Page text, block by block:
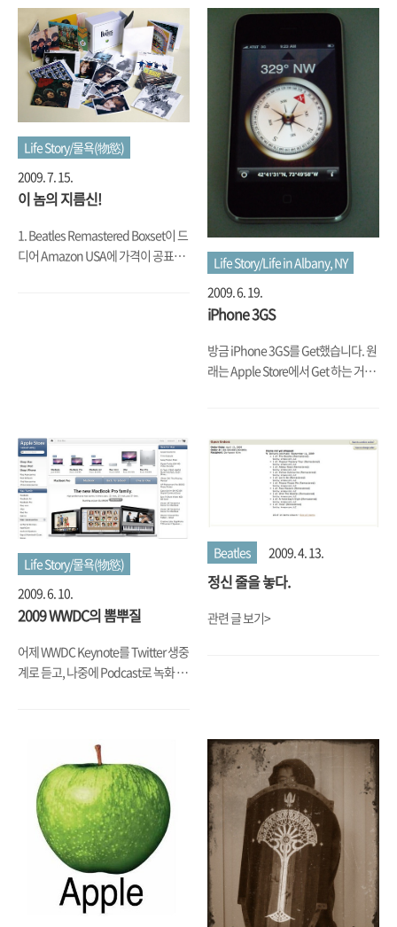
Album 중에서 John의 2005년
Compilation Album인 'Working
Class Hero: The Definitive Lennon'
이랑 을 구매. 그리고 나도 모르게 나
와버린 George의 Compilation
CD/DVD Series인 George Harrison:
'Early Takes: Volume 1'은 구매를 심
각하게 ..
고는 신기해하다가 결국은 새해 선물
로 구입하고 말았습니다. 주문한 건 한
달 전인데, Preorder 그리고 세관에서
또 걸려서 통관 절차에 시간이 소요 되
다 보니(거기에 관세까지 ㅠㅠ) 오늘
에서야 받았는데요. 이름하여 제품명
은 Powermat입니다 박스를 개봉하
면 박스 위쪽에는 충전하고자 하는 전
자제품을 올려 놓는 이른바
Powermat 이 들어 있습니다. 자세히
보시면 3군데 동그란 홈 같은게 보이
자제품을 배치하면 충전이 되게 됩니
다. 근데 그럼 전원은 어디서 가져오느
냐..
Life Story/물욕(物慾)
2009. 7. 15.
이 놈의 지름신!
1. Beatles Remastered Boxset이 드
디어 Amazon USA에 가격이 공표되
지르는 것인데, 문제는 Stereo Box. 실
제 음원은 이미 Pre-order를 한 개별
Remastered Version과 다를 게 없
고, 살펴본 봐로는 Booklet도 다를 게
없어 보인다. 문제는 박스로 한 묶음에
담기는 게 뽀대가 난다는 것!..
Life Story/Life in Albany, NY
2009. 6. 19.
iPhone 3GS
방금 iPhone 3GS를 Get했습니다. 원
래는 Apple Store에서 Get 하는 거지
Check를 해야 하는데 이게 무려 1시
간 반이나 걸리고는 실패하는 바람
에... AT&T에 전화를 걸었는데 안 되
서 결국 AT&T Kiosk에 가서 AT&T 직
7시에 매장이 열었는데, Get한 건 8시
40분. 뭐 나가 줄 선 거 까지 고려하면
정말 오래 기다렸네요. Delivery도 하
고 또 3G에 약정 걸린 이들 때문에 생
Life Story/물욕(物慾)
2009. 6. 10.
2009 WWDC의 뽐뿌질
어제 WWDC Keynote를 Twitter 생중
계로 듣고, 나중에 Podcast로 녹화 영
Macbook Pro에다가 내가 가지고 있
는 13'' Unibody Macbook을
Macbook Pro라고 명명하면서 거기
에 최소 400불 이상의 가격 인하를 단
행하는 엄청난 Mega 폭탄을 날리면
서 시작했는데.... 왠지 5개월만 버텼
으면 더 싸게 살 수 있었다는 생각에다
가 15'' Macbook Pro란 말에, '열 받는
데 하나 더 사'라는 심리적 공황 상태
Beatles 2009. 4. 13.
정신 줄을 놓다.
관련 글 보기>